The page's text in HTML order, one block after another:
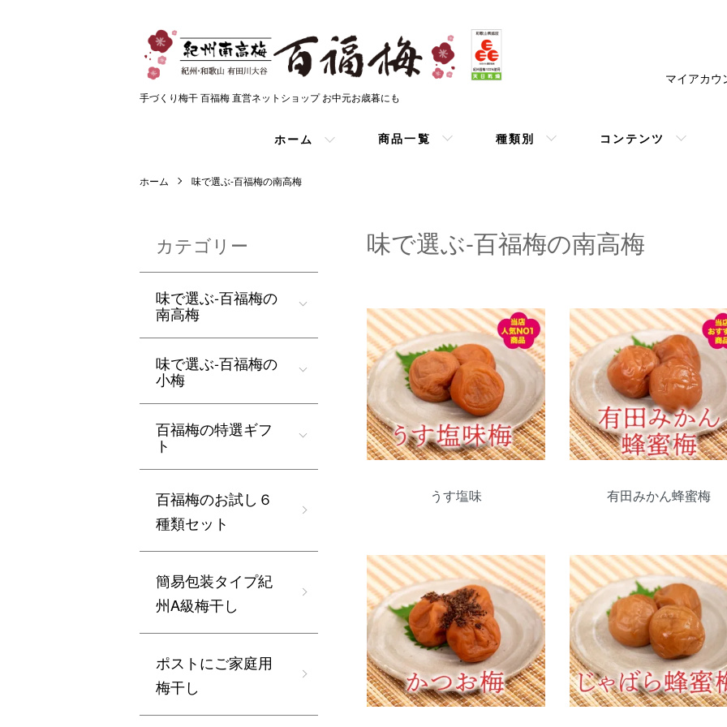
手づくり梅干 百福梅 直営ネットショップ お中元お歳暮にも
ホーム 商品一覧 種類別 コンテンツ
マイアカウ
ホーム 味で選ぶ-百福梅の南高梅
味で選ぶ-百福梅の南高梅
うす塩味 有田みかん蜂蜜梅
カテゴリー
味で選ぶ-百福梅の
南高梅
味で選ぶ-百福梅の
小梅
百福梅の特選ギフ
ト
百福梅のお試し６
種類セット
簡易包装タイプ紀
州A級梅干し
ポストにご家庭用
梅干し